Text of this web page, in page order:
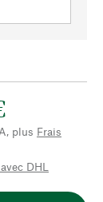
plus Frais
DHL